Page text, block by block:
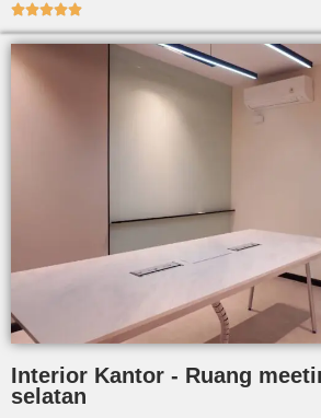

Interior Kantor - Ruang
selatan